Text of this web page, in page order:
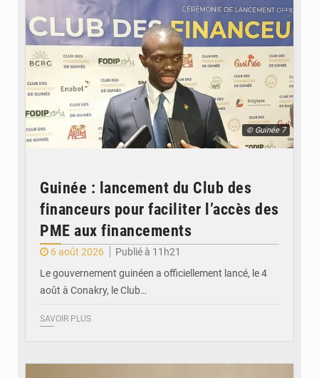
© Guinée 7
Guinée : lancement du Club des
financeurs pour faciliter l’accès des
PME aux financements
6 août 2026
Publié à 11h21
Le gouvernement guinéen a officiellement lancé, le 4
août à Conakry, le Club…
SAVOIR PLUS